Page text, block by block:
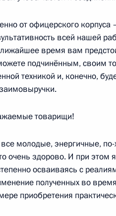
июня 2022 года, среда
июня 2022 года, 16:50
участникам
июня 2022 года, 14:30
от офицерского корпуса
всей нашей
время вам
подчинённым, своим
техникой и, конечно,
товарищи!
молодые, энергичные,
очень здорово. И при этом
осваиваясь с
полученных во
приобретения